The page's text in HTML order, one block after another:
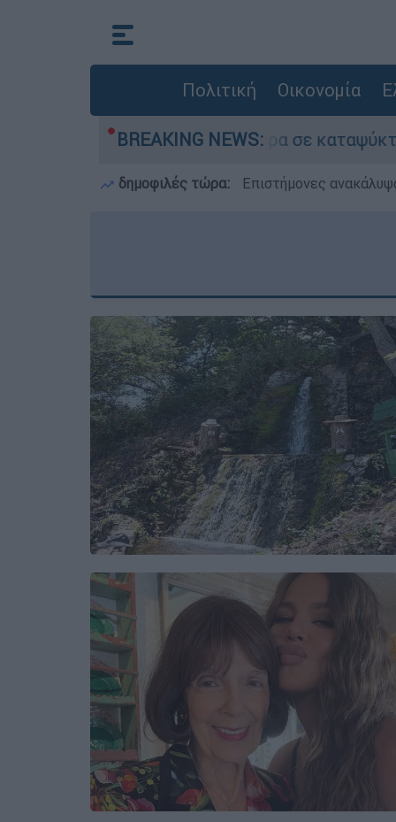
Πολιτική Οικονομία
BREAKING NEWS:
του πατέρα σε καταψύκτη στον Μυστρά
δημοφιλές τώρα: Επιστήμονες